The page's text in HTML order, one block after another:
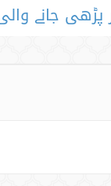
پڑھی جانے